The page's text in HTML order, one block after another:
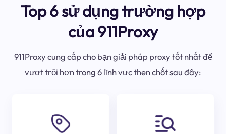
Top 6 sử dụng trường hợp
của 911Proxy
911Proxy cung cấp cho bạn giải pháp proxy tốt nhất để
vượt trội hơn trong 6 lĩnh vực then chốt sau đây: